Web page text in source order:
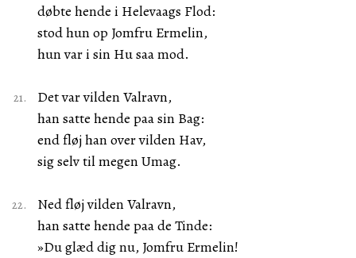
døbte hende i Helevaags Flod:
stod hun op Jomfru Ermelin,
hun var i sin Hu saa mod.
Det var vilden Valravn,
han satte hende paa sin Bag:
end fløj han over vilden Hav,
sig selv til megen Umag.
Ned fløj vilden Valravn,
han satte hende paa de Tinde:
»Du glæd dig nu, Jomfru Ermelin!